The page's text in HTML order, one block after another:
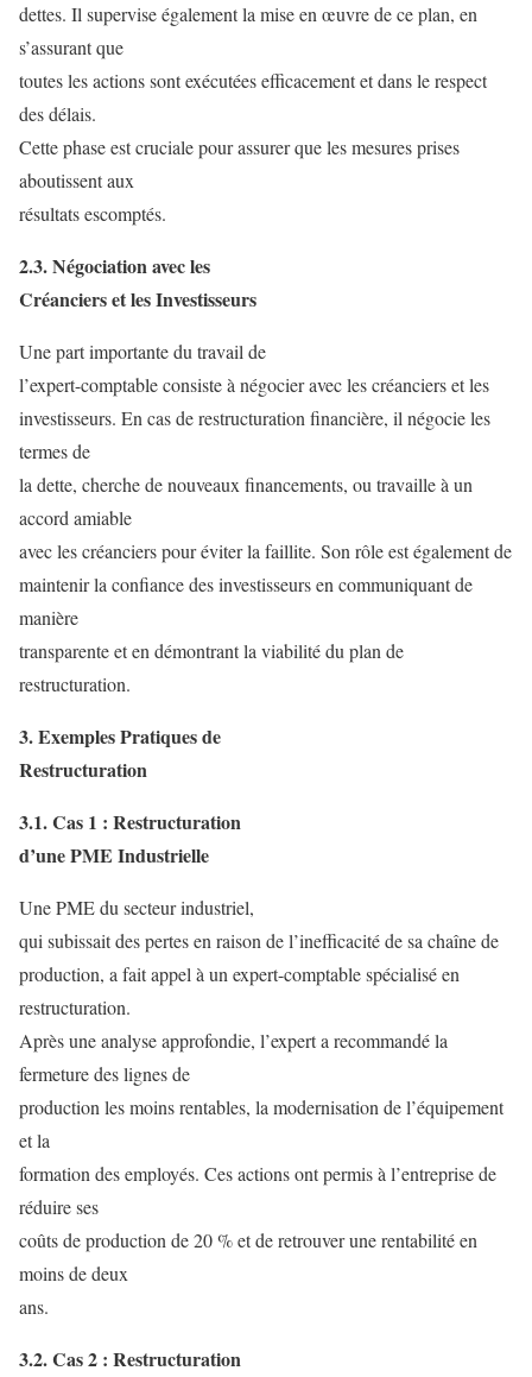
dettes. Il supervise également la mise en œuvre de ce plan, en
s’assurant que
toutes les actions sont exécutées efficacement et dans le respect
des délais.
Cette phase est cruciale pour assurer que les mesures prises
aboutissent aux
résultats escomptés.
2.3. Négociation avec les
Créanciers et les Investisseurs
Une part importante du travail de
l’expert-comptable consiste à négocier avec les créanciers et les
investisseurs. En cas de restructuration financière, il négocie les
termes de
la dette, cherche de nouveaux financements, ou travaille à un
accord amiable
avec les créanciers pour éviter la faillite. Son rôle est également de
maintenir la confiance des investisseurs en communiquant de
manière
transparente et en démontrant la viabilité du plan de
restructuration.
3. Exemples Pratiques de
Restructuration
3.1. Cas 1 : Restructuration
d’une PME Industrielle
Une PME du secteur industriel,
qui subissait des pertes en raison de l’inefficacité de sa chaîne de
production, a fait appel à un expert-comptable spécialisé en
restructuration.
Après une analyse approfondie, l’expert a recommandé la
fermeture des lignes de
production les moins rentables, la modernisation de l’équipement
et la
formation des employés. Ces actions ont permis à l’entreprise de
réduire ses
coûts de production de 20 % et de retrouver une rentabilité en
moins de deux
ans.
3.2. Cas 2 : Restructuration